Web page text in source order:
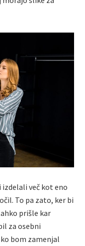
več kot eno
To pa zato, ker bi
prišle kar
za osebni
bom zamenjal